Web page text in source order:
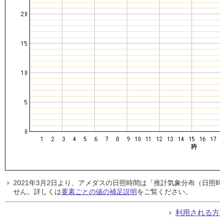
2021年3月2日より、アメダスの日照時間は「推計気象分布（日
せん。詳しくは要素ごとの値の補足説明をご覧ください。
利用される